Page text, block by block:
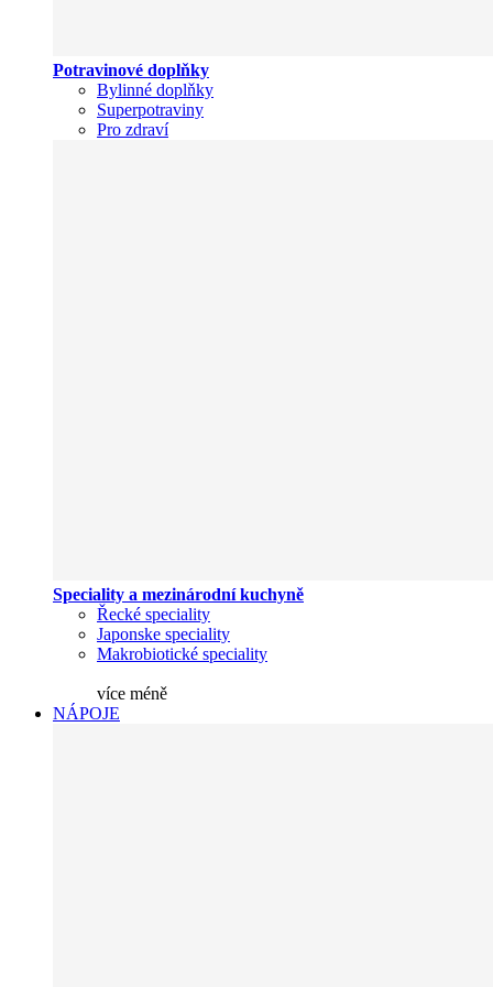
Potravinové doplňky
Bylinné doplňky
Superpotraviny
Pro zdraví
Speciality a mezinárodní kuchyně
Řecké speciality
Japonske speciality
Makrobiotické speciality
více méně
NÁPOJE